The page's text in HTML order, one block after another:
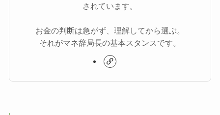
されています。
お金の判断は急がず、理解してから選ぶ。
それがマネ辞局長の基本スタンスです。